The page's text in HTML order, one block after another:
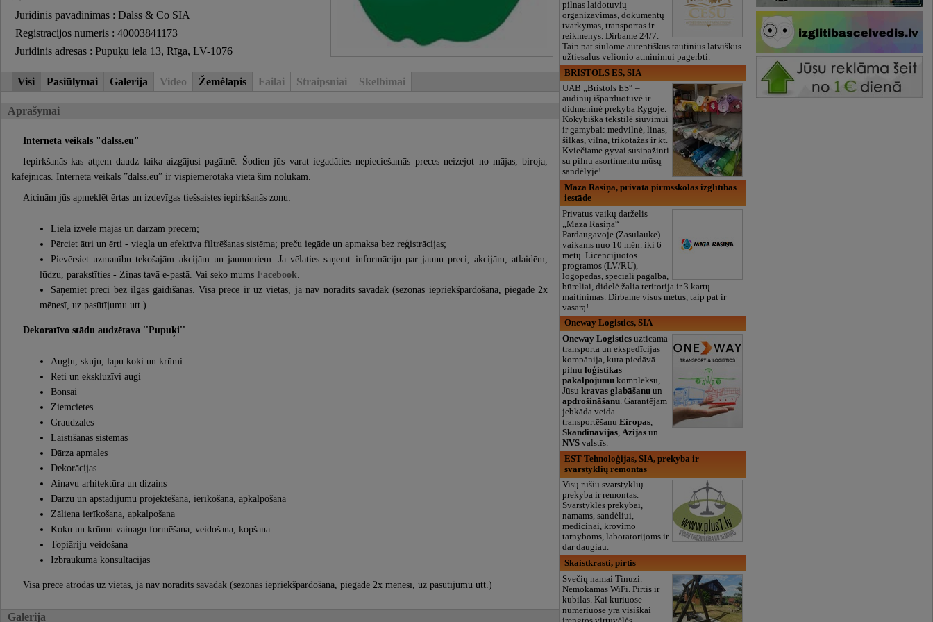
Juridinis pavadinimas : Dalss & Co SIA
Registracijos numeris : 40003841173
Juridinis adresas : Pupuķu iela 13, Rīga, LV-1076
Visi Pasiūlymai Galerija Video Žemėlapis Failai Straipsniai Skelbimai
Aprašymai
Interneta veikals "dalss.eu"
Iepirkšanās kas atņem daudz laika aizgājusi pagātnē. Šodien jūs varat iegadāties nepieciešamās preces neizejot no mājas, biroja,
kafejnīcas. Interneta veikals ”dalss.eu” ir vispiemērotākā vieta šim nolūkam.
Aicinām jūs apmeklēt ērtas un izdevīgas tiešsaistes iepirkšanās zonu:
Liela izvēle mājas un dārzam precēm;
Pērciet ātri un ērti - viegla un efektīva filtrēšanas sistēma; preču iegāde un apmaksa bez reģistrācijas;
Pievērsiet uzmanību tekošajām akcijām un jaunumiem. Ja vēlaties saņemt informāciju par jaunu preci, akcijām, atlaidēm,
lūdzu, parakstīties - Ziņas tavā e-pastā. Vai seko mums Facebook
Saņemiet preci bez ilgas gaidīšanas. Visa prece ir uz vietas, ja nav norādits savādāk (sezonas iepriekšpārdošana, piegāde 2x
mēnesī, uz pasūtījumu utt.).
Dekoratīvo stādu audzētava ''Pupuķi''
Augļu, skuju, lapu koki un krūmi
Reti un ekskluzīvi augi
Bonsai
Ziemcietes
Graudzales
Laistīšanas sistēmas
Dārza apmales
Dekorācijas
Ainavu arhitektūra un dizains
Dārzu un apstādījumu projektēšana, ierīkošana, apkalpošana
Zāliena ierīkošana, apkalpošana
Koku un krūmu vainagu formēšana, veidošana, kopšana
Topiāriju veidošana
Izbraukuma konsultācijas
Visa prece atrodas uz vietas, ja nav norādits savādāk (sezonas iepriekšpārdošana, piegāde 2x mēnesī, uz pasūtījumu utt.)
Galerija
pilnas laidotuvių
organizavimas, dokumentų
tvarkymas, transportas ir
reikmenys. Dirbame 24/7.
Taip pat siūlome autentiškus tautinius latviškus
užtiesalus velionio atminimui pagerbti.
BRISTOLS ES, SIA
UAB „Bristols ES“ –
audinių išparduotuvė ir
didmeninė prekyba Rygoje.
Kokybiška tekstilė siuvimui
ir gamybai: medvilnė, linas,
šilkas, vilna, trikotažas ir kt.
Kviečiame gyvai susipažinti
su pilnu asortimentu mūsų
sandėlyje!
Maza Rasiņa, privātā pirmsskolas izglītības
iestāde
Privatus vaikų darželis
„Maza Rasiņa“
Pardaugavoje (Zasulauke)
vaikams nuo 10 mėn. iki 6
metų. Licencijuotos
programos (LV/RU),
logopedas, speciali pagalba,
būreliai, didelė žalia teritorija ir 3 kartų
maitinimas. Dirbame visus metus, taip pat ir
vasarą!
Oneway Logistics, SIA
Oneway Logistics uzticama
transporta un ekspedīcijas
kompānija, kura piedāvā
pilnuloģistikas
pakalpojumu kompleksu,
Jūsukravas glabāšanu un
apdrošināšanu. Garantējam
jebkāda veida
transportēšanuEiropas,
Skandināvijas,Āzijas un
NVS valstīs.
EST Tehnoloģijas, SIA, prekyba ir
svarstyklių remontas
Visų rūšių svarstyklių
prekyba ir remontas.
Svarstyklės prekybai,
namams, sandėliui,
medicinai, krovimo
tarnyboms, laboratorijoms ir
dar daugiau.
Skaistkrasti, pirtis
Svečių namai Tinuzi.
Nemokamas WiFi. Pirtis ir
kubilas. Kai kuriuose
numeriuose yra visiškai